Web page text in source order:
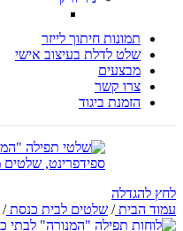
תמונות חיתוך לייזר
שלט לדלת בעיצוב אישי
מבצעים
צרו קשר
הזמנת ביגוד
לחץ להגדלה
עמוד הבית/ שלטים לבית כנסת/